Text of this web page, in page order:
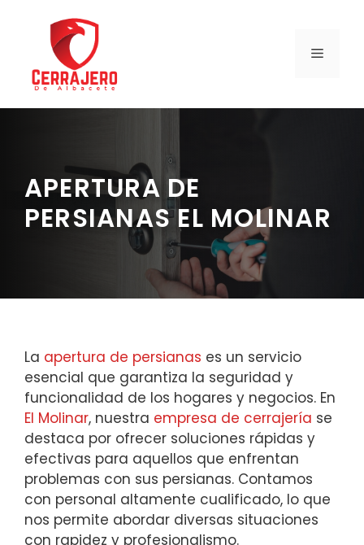
contenido
MENÚ
APERTURA DE
PERSIANAS EL MOLINAR
La apertura de persianas es un servicio
esencial que garantiza la seguridad y
funcionalidad de los hogares y negocios. En
El Molinar, nuestra empresa de cerrajería se
destaca por ofrecer soluciones rápidas y
efectivas para aquellos que enfrentan
problemas con sus persianas. Contamos
con personal altamente cualificado, lo que
nos permite abordar diversas situaciones
con rapidez y profesionalismo.